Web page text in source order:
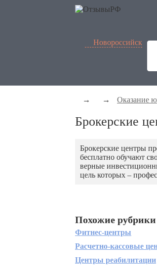
Новороссийск
→ → Оказание
Брокерские
Брокерские центры
бесплатно обучают
верные
цель которых –
Похожие рубрики
Фитнес-центры
Расчетно-кассовые
Центры реабилитации